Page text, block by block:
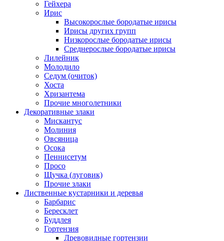
Гейхера
Ирис
Высокорослые бородатые ирисы
Ирисы других групп
Низкорослые бородатые ирисы
Среднерослые бородатые ирисы
Лилейник
Молодило
Седум (очиток)
Хоста
Хризантема
Прочие многолетники
Декоративные злаки
Мискантус
Молиния
Овсяница
Осока
Пеннисетум
Просо
Щучка (луговик)
Прочие злаки
Лиственные кустарники и деревья
Барбарис
Бересклет
Буддлея
Гортензия
Древовидные гортензии